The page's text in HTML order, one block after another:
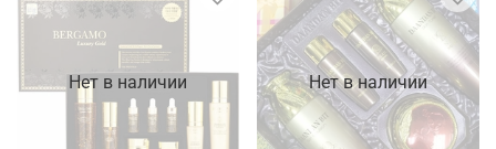
Нет в наличии Нет в наличии